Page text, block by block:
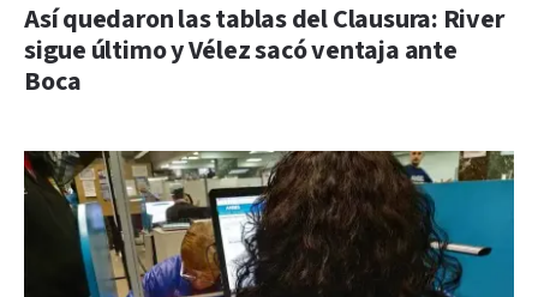
Así quedaron las tablas del Clausura: River
sigue último y Vélez sacó ventaja ante
Boca